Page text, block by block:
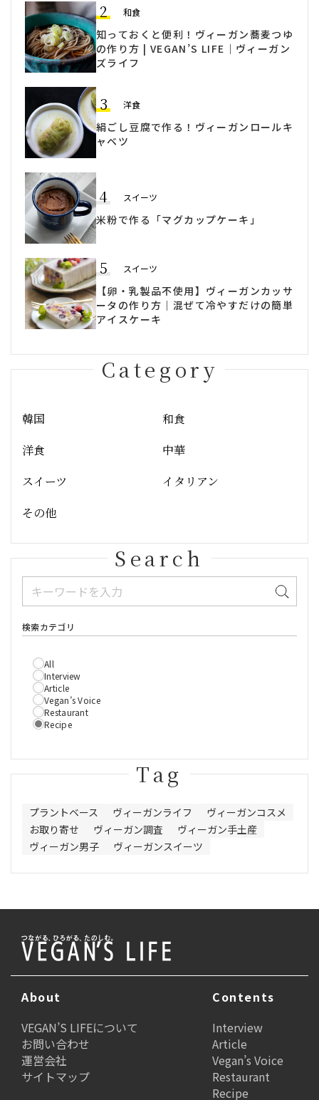
2 和食
知っておくと便利！ヴィーガン蕎麦つゆ
の作り方 | VEGAN’S LIFE｜ヴィーガン
ズライフ
3 洋食
絹ごし豆腐で作る！ヴィーガンロールキ
ャベツ
4 スイーツ
米粉で作る「マグカップケーキ」
5 スイーツ
【卵・乳製品不使用】ヴィーガンカッサ
ータの作り方｜混ぜて冷やすだけの簡単
アイスケーキ
Category
韓国
和食
洋食
中華
スイーツ
イタリアン
その他
Search
検索カテゴリ
All
Interview
Article
Vegan’s Voice
Restaurant
Recipe
Tag
プラントベース ヴィーガンライフ
ヴィーガンコスメ
お取り寄せ
ヴィーガン調査
ヴィーガン手土産
ヴィーガン男子
ヴィーガンスイーツ
About
VEGAN’S LIFEについて
お問い合わせ
運営会社
サイトマップ
Contents
Interview
Article
Vegan’s Voice
Restaurant
Recipe